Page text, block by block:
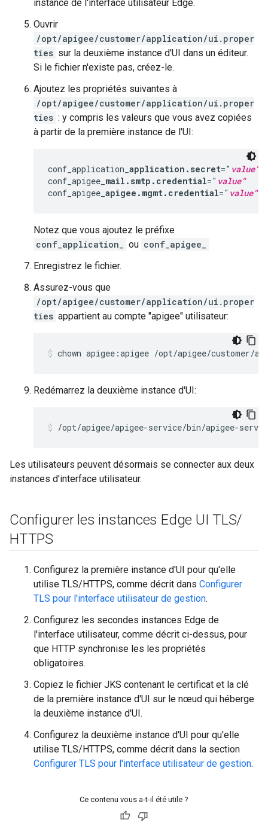
instance de l'interface utilisateur Edge.
Ouvrir
/opt/apigee/customer/application/ui.proper
ties sur la deuxième instance d'UI dans un éditeur.
Si le fichier n'existe pas, créez-le.
Ajoutez les propriétés suivantes à
/opt/apigee/customer/application/ui.proper
ties : y compris les valeurs que vous avez copiées
à partir de la première instance de l'UI:
conf_application_ application.secret=" value"
conf_apigee_ mail.smtp.credential=" value"
conf_apigee_ apigee.mgmt.credential=" value"
Notez que vous ajoutez le préfixe
conf_application_
ou conf_apigee_
Enregistrez le fichier.
Assurez-vous que
/opt/apigee/customer/application/ui.proper
ties appartient au compte "apigee" utilisateur:
chown apigee:apigee /opt/apigee/customer/
Redémarrez la deuxième instance d'UI:
/opt/apigee/apigee-service/bin/apigee-
Les utilisateurs peuvent désormais se connecter aux deux
instances d'interface utilisateur.
Configurer les instances Edge UI TLS/
HTTPS
Configurez la première instance d'UI pour qu'elle
utilise TLS/HTTPS, comme décrit dans Configurer
TLS pour l'interface utilisateur de gestion.
Configurez les secondes instances Edge de
l'interface utilisateur, comme décrit ci-dessus, pour
que HTTP synchronise les les propriétés
obligatoires.
Copiez le fichier JKS contenant le certificat et la clé
de la première instance d'UI sur le nœud qui héberge
la deuxième instance d'UI.
Configurez la deuxième instance d'UI pour qu'elle
utilise TLS/HTTPS, comme décrit dans la section
Configurer TLS pour l'interface utilisateur de gestion.
Ce contenu vous a-t-il été utile ?